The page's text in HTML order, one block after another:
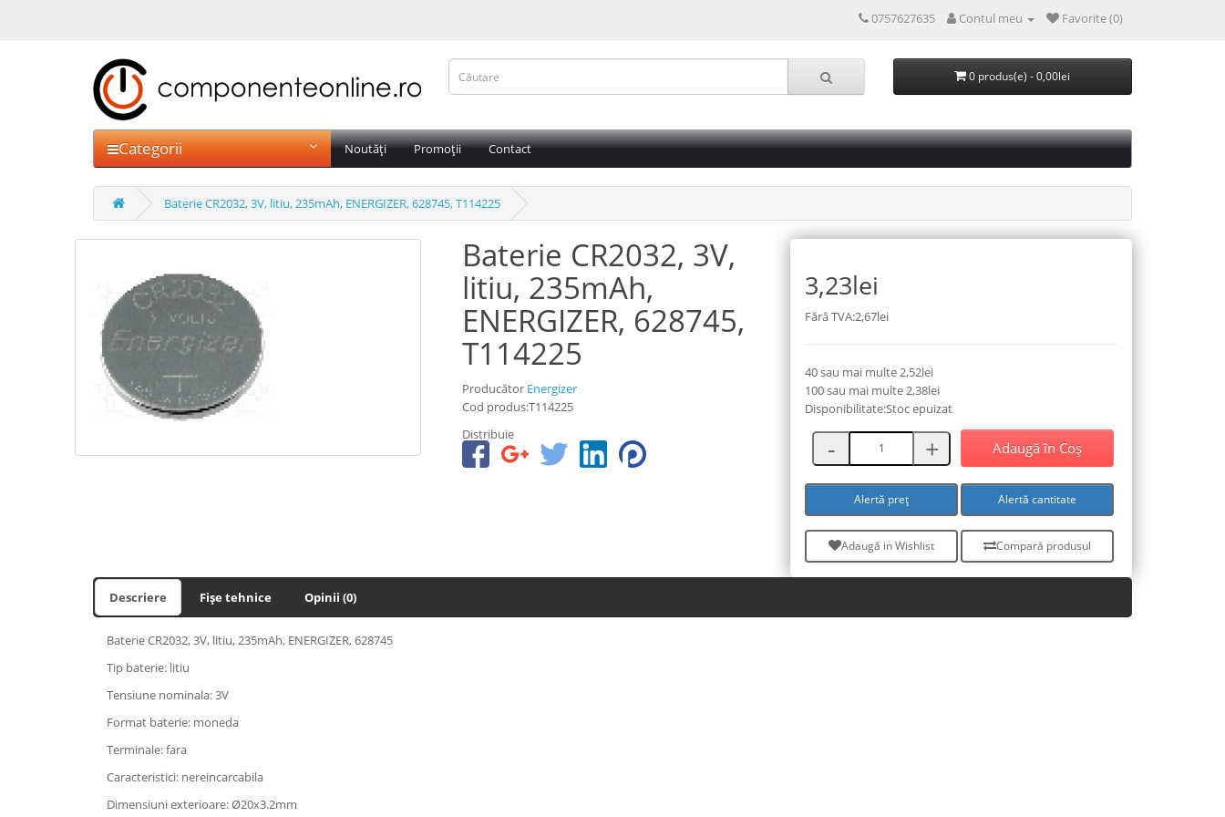
0757627635 Contul meu Favorite (0)
0 produs(e) - 0,00lei
Categorii Noutăți Promoții Contact
Baterie CR2032, 3V, litiu, 235mAh, ENERGIZER, 628745, T114225
Baterie CR2032, 3V,
litiu, 235mAh,
ENERGIZER, 628745,
T114225
Producător Energizer
Cod produs:T114225
Distribuie
3,23lei
Fără TVA:2,67lei
40 sau mai multe 2,52lei
100 sau mai multe 2,38lei
Disponibilitate:Stoc epuizat
Adaugă în Coş
Alertă preț Alertă cantitate
Adaugă in Wishlist Compară produsul
Descriere Fișe tehnice Opinii (0)
Baterie CR2032, 3V, litiu, 235mAh, ENERGIZER, 628745
Tip baterie: litiu
Tensiune nominala: 3V
Format baterie: moneda
Terminale: fara
Caracteristici: nereincarcabila
Dimensiuni exterioare: Ø20x3.2mm